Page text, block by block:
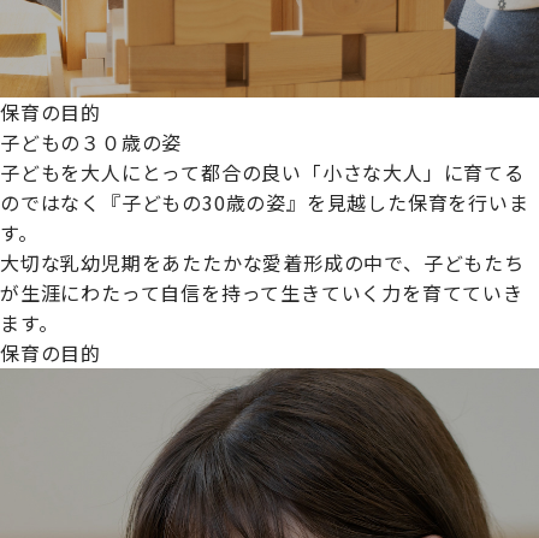
プライムスターほいくえんグループは女性が安心して働き
続けられる環境づくりに取り組んでおり、厚生労働省の
【えるぼし認定(☆☆)】
保育の目的
子どもの３０歳の姿
子どもを大人にとって都合の良い「小さな大人」に育てる
のではなく『子どもの30歳の姿』を見越した保育を行いま
す。
大切な乳幼児期をあたたかな愛着形成の中で、子どもたち
が生涯にわたって自信を持って生きていく力を育てていき
ます。
保育の目的